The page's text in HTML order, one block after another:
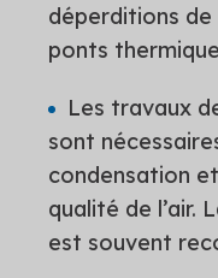
déperditions
ponts
Les travaux
sont
condensation
qualité de l’air.
est souvent